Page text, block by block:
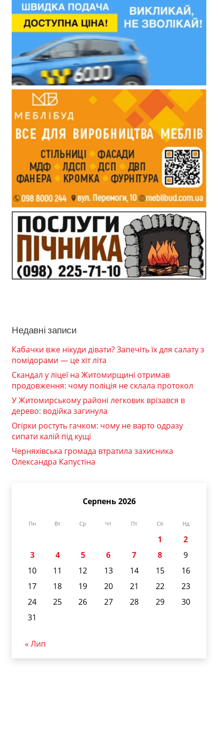
Недавні записи
Кабачки вже нікуди дівати? Запечіть їх для салату з
помідорами — це хіт літа
Скандал у ліцеї на Житомирщині отримав
продовження: чому поліція не склала протокол
У Житомирському районі легковик врізався в
дерево: водійка загинула
Огірки ростуть гачком: чому не варто одразу
сипати калій під кущі
Черняхівська громада втратила захисника
Олександра Капустіна
Серпень 2026
Пн Вт Ср Чт Пт Сб Нд
1
2
3
4 5 6 7 8
9
10
11 12 13 14 15
16
17
18 19 20 21 22
23
24
25 26 27 28 29
30
31
« Лип